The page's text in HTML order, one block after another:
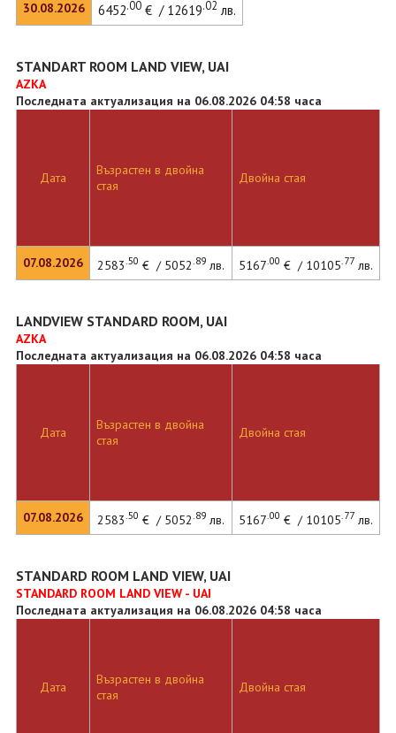
30.08.2026 6452.00€ / 12619.02 лв.
STANDART ROOM LAND VIEW, UAI
AZKA
Последната актуализация на 06.08.2026 04:58 часа
Дата
07.08.2026
Възрастен в двойна
стая
Двойна стая
2583.50 € / 5052.89лв. 5167.00 € / 10105.77 лв.
LANDVIEW STANDARD ROOM, UAI
AZKA
Последната актуализация на 06.08.2026 04:58 часа
Дата
07.08.2026
Възрастен в двойна
стая
Двойна стая
2583.50 € / 5052.89лв. 5167.00 € / 10105.77 лв.
STANDARD ROOM LAND VIEW, UAI
STANDARD ROOM LAND VIEW - UAI
Последната актуализация на 06.08.2026 04:58 часа
Дата
Възрастен в двойна
стая
Двойна стая